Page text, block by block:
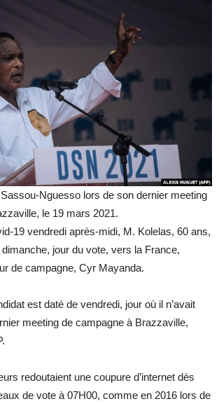
Nguesso lors de son dernier meeting
le 19 mars 2021.
19 vendredi après-midi, M. Kolelas, 60 ans,
jour du vote, vers la France,
de campagne, Cyr Mayanda.
est daté de vendredi, jour où il n’avait
meeting de campagne à Brazzaville,
redoutaient une coupure d’internet dès
de vote à 07H00, comme en 2016 lors de